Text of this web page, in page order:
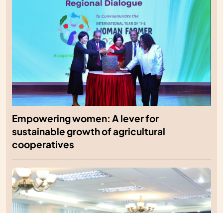
Empowering women: A lever for
sustainable growth of agricultural
cooperatives